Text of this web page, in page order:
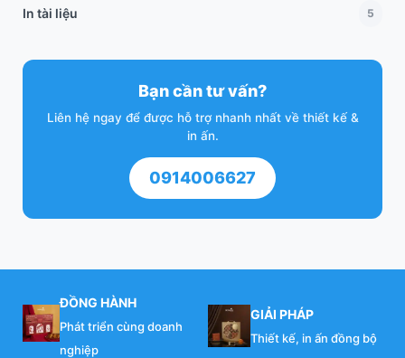
In tài liệu 5
Bạn cần tư vấn?
Liên hệ ngay để được hỗ trợ nhanh nhất về thiết kế &
in ấn.
0914006627
ĐỒNG HÀNH
Phát triển cùng doanh
nghiệp
GIẢI PHÁP
Thiết kế, in ấn đồng bộ